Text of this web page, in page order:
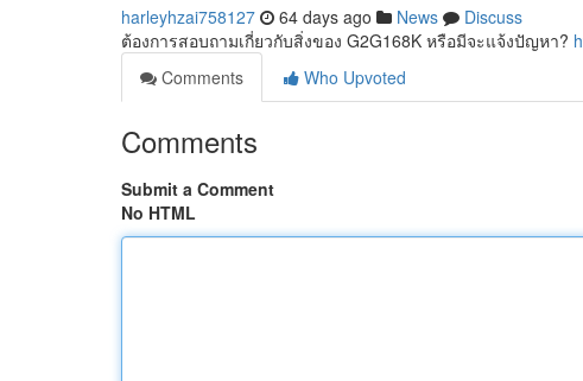
harleyhzai758127 64 days ago News
Discuss
ต้องการสอบถามเกี่ยวกับสิ่งของ G2G168K หรือมีจะแจ้งปัญหา?
Comments
Who Upvoted
Comments
Submit a Comment
No HTML